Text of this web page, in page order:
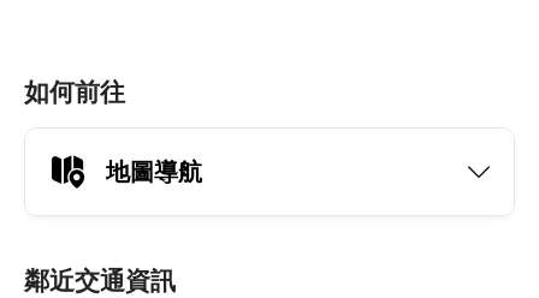
如何前往
地圖導航
鄰近交通資訊